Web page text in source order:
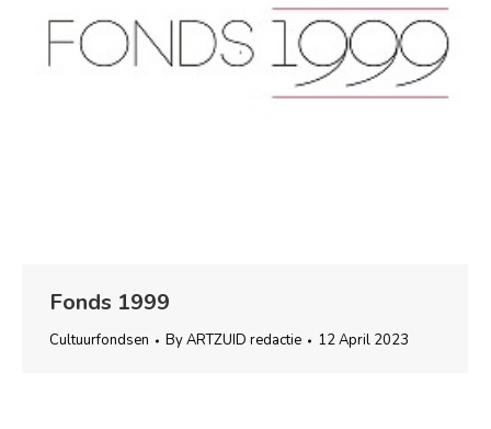
Fonds 1999
Cultuurfondsen ByARTZUID redactie 12 April 2023